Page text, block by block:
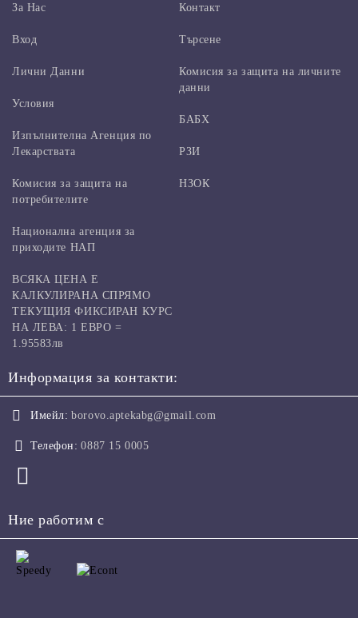
За Нас
Вход
Контакт
Търсене
Лични Данни
Условия
Изпълнителна Агенция по
Лекарствата
Комисия за защита на
потребителите
Комисия за защита на личните
данни
БАБХ
РЗИ
НЗОК
Национална агенция за
приходите НАП
ВСЯКА ЦЕНА Е
КАЛКУЛИРАНА СПРЯМО
ТЕКУЩИЯ ФИКСИРАН КУРС
НА ЛЕВА: 1 ЕВРО =
1.95583лв
Информация за контакти:
Имейл: borovo.aptekabg@gmail.com
Телефон: 0887 15 0005
Ние работим с